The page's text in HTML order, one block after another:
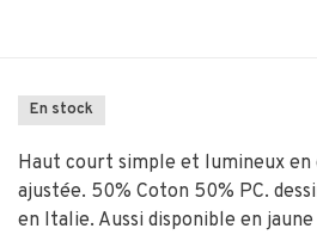
En stock
Haut court simple et lumineux en
ajustée. 50% Coton 50% PC.
en Italie. Aussi disponible en